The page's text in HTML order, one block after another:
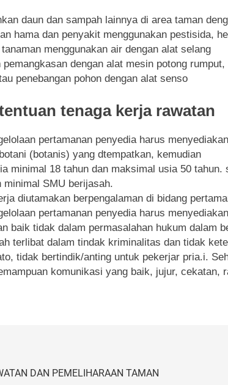
daun dan sampah lainnya di area taman
hama dan penyakit menggunakan pestisida,
menggunakan air dengan alat selang
pemangkasan dengan alat mesin potong
penebangan pohon dengan alat senso
tenaga kerja rawatan
pertamanan penyedia harus
(botanis) yang dtempatkan, kemudian
minimal 18 tahun dan maksimal usia 50 tahun.
minimal SMU berijasah.
diutamakan berpengalaman di bidang
pertamanan penyedia harus
baik tidak dalam permasalahan hukum dalam
terlibat dalam tindak kriminalitas dan tidak
tidak bertindik/anting untuk pekerjar pria.i.
komunikasi yang baik, jujur, cekatan,
DAN PEMELIHARAAN TAMAN